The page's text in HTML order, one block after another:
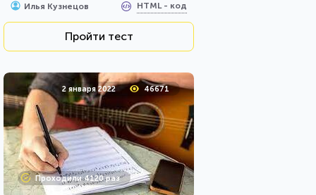
Илья Кузнецов HTML - код
Пройти тест
2 января 2022 46671
Проходили 4120 раз